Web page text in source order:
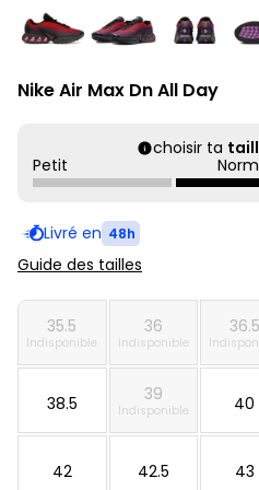
Nike Air Max Dn All Day
choisir ta
Petit
Livré en 48h
Guide des tailles
35.5
Indisponible
36
Indisponible
36.5
38.5 39
Indisponible 40
42 42.5 43